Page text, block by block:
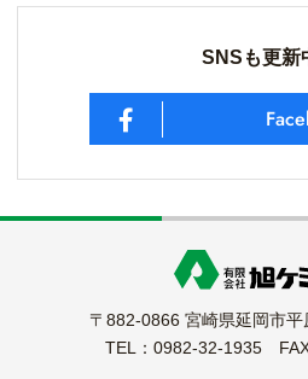
SNSも更新
〒882-0866 宮崎県延岡市
TEL：0982-32-1935